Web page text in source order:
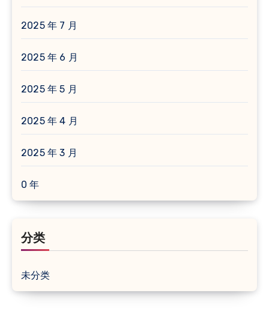
2025 年 7 月
2025 年 6 月
2025 年 5 月
2025 年 4 月
2025 年 3 月
0 年
分类
未分类